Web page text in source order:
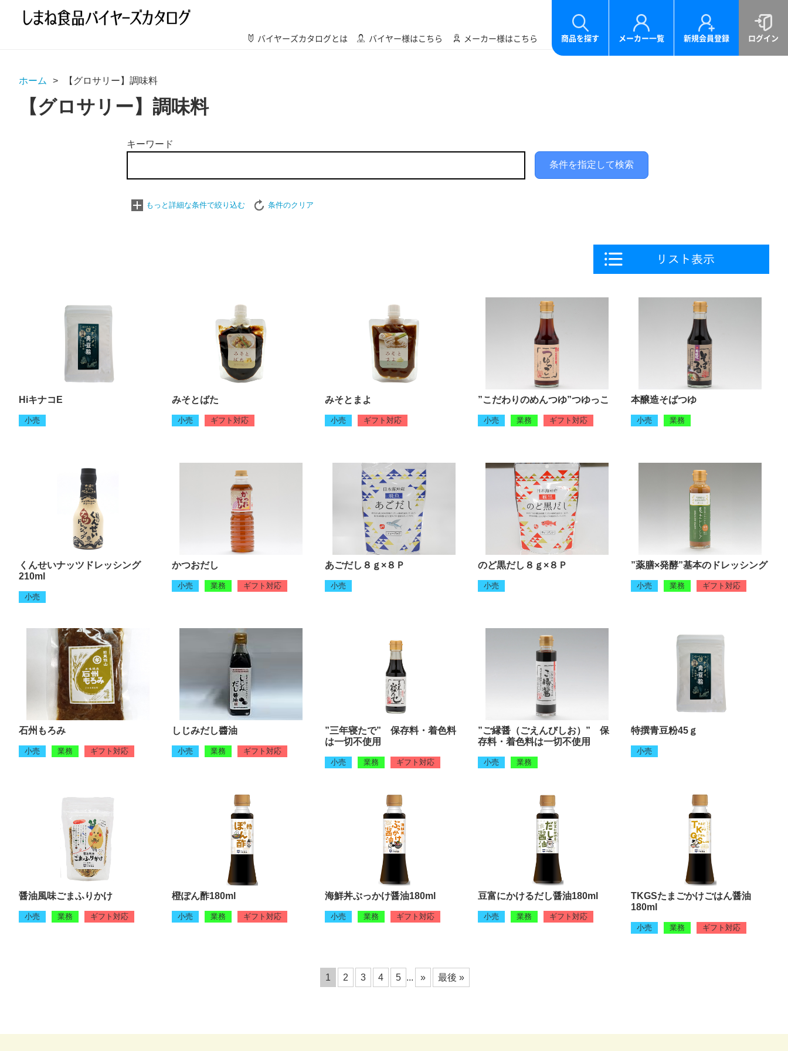
バイヤーズカタログとは バイヤー様はこちら メーカー様はこちら 商品を探す メーカー一覧 新規会員登録 ログイン
ホーム 【グロサリー】調味料
【グロサリー】調味料
キーワード
もっと詳細な条件で絞り込む 条件のクリア
HiキナコE
小売
みそとばた
小売 ギフト対応
みそとまよ
小売 ギフト対応
”こだわりのめんつゆ”つゆっこ
小売 業務 ギフト対応
本醸造そばつゆ
小売 業務
くんせいナッツドレッシング
210ml
小売
かつおだし
小売 業務 ギフト対応
あごだし８ｇ×８Ｐ
小売
のど黒だし８ｇ×８Ｐ
小売
”薬膳×発酵”基本のドレッシング
小売 業務 ギフト対応
石州もろみ
小売 業務 ギフト対応
しじみだし醬油
小売 業務 ギフト対応
”三年寝たで” 保存料・着色料
は一切不使用
小売 業務 ギフト対応
”ご縁醤（ごえんびしお）” 保
存料・着色料は一切不使用
小売 業務
特撰青豆粉45ｇ
小売
醤油風味ごまふりかけ
小売 業務 ギフト対応
橙ぽん酢180ml
小売 業務 ギフト対応
海鮮丼ぶっかけ醤油180ml
小売 業務 ギフト対応
豆富にかけるだし醤油180ml
小売 業務 ギフト対応
TKGSたまごかけごはん醤油
180ml
小売 業務 ギフト対応
1 2 3 4 5 ... » 最後 »